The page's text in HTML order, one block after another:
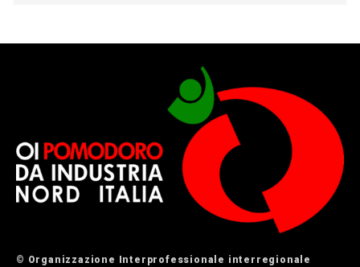
© Organizzazione Interprofessionale interregionale